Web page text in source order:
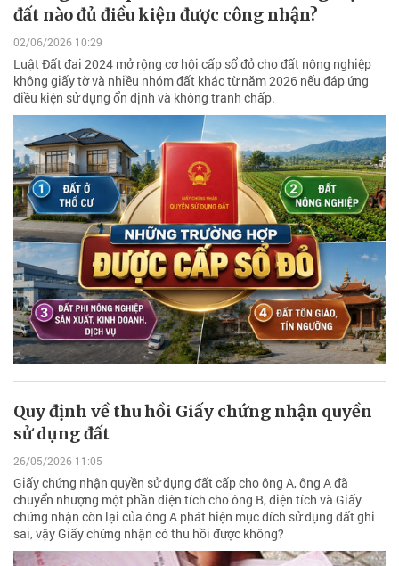
đất nào đủ điều kiện được công nhận?
02/06/2026 10:29
Luật Đất đai 2024 mở rộng cơ hội cấp sổ đỏ cho đất nông nghiệp
không giấy tờ và nhiều nhóm đất khác từ năm 2026 nếu đáp ứng
điều kiện sử dụng ổn định và không tranh chấp.
Quy định về thu hồi Giấy chứng nhận quyền
sử dụng đất
26/05/2026 11:05
Giấy chứng nhận quyền sử dụng đất cấp cho ông A, ông A đã
chuyển nhượng một phần diện tích cho ông B, diện tích và Giấy
chứng nhận còn lại của ông A phát hiện mục đích sử dụng đất ghi
sai, vậy Giấy chứng nhận có thu hồi được không?